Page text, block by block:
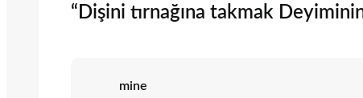
“Dişini tırnağına takmak
mine